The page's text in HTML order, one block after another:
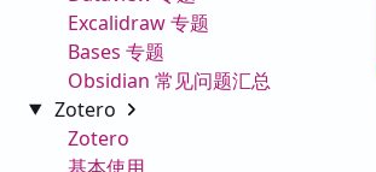
Excalidraw 专题
Bases 专题
Obsidian 常见问题汇总
Zotero
Zotero
基本使用